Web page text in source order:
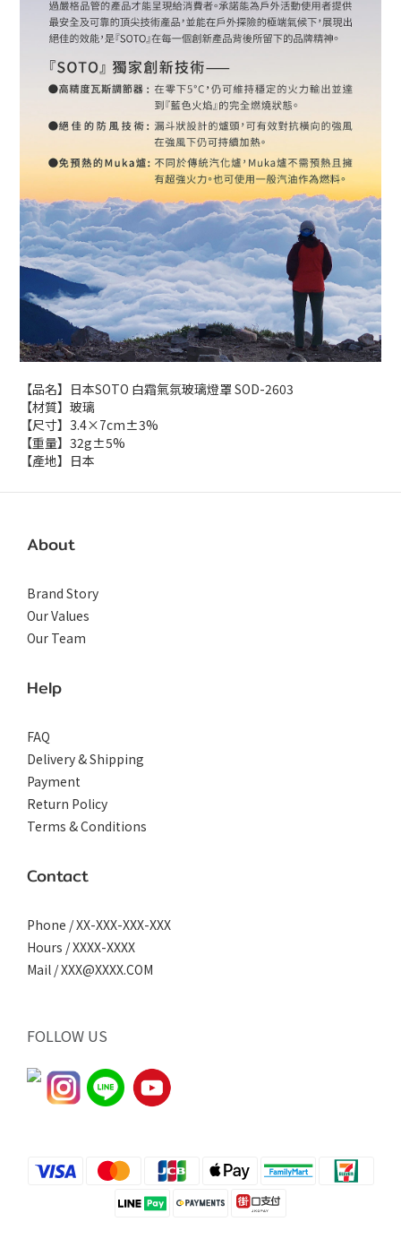
【品名】日本SOTO 白霜氣氛玻璃燈罩 SOD-2603
【材質】玻璃
【尺寸】3.4×7cm±3%
【重量】32g±5%
【產地】日本
About
Brand Story
Our Values
Our Team
Help
FAQ
Delivery & Shipping
Payment
Return Policy
Terms & Conditions
Contact
Phone / XX-XXX-XXX-XXX
Hours / XXXX-XXXX
Mail / XXX@XXXX.COM
FOLLOW US